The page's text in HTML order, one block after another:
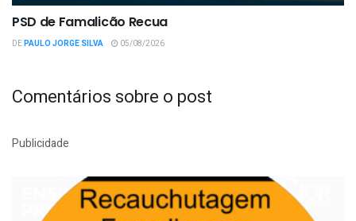
PSD de Famalicão Recua
DEPAULO JORGE SILVA 05/08/2026
Comentários sobre o post
Publicidade